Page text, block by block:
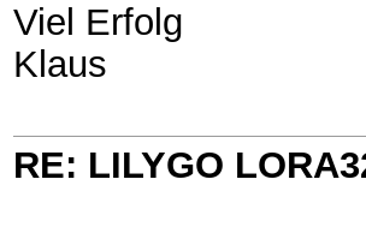
Viel Erfolg
Klaus
RE: LILYGO